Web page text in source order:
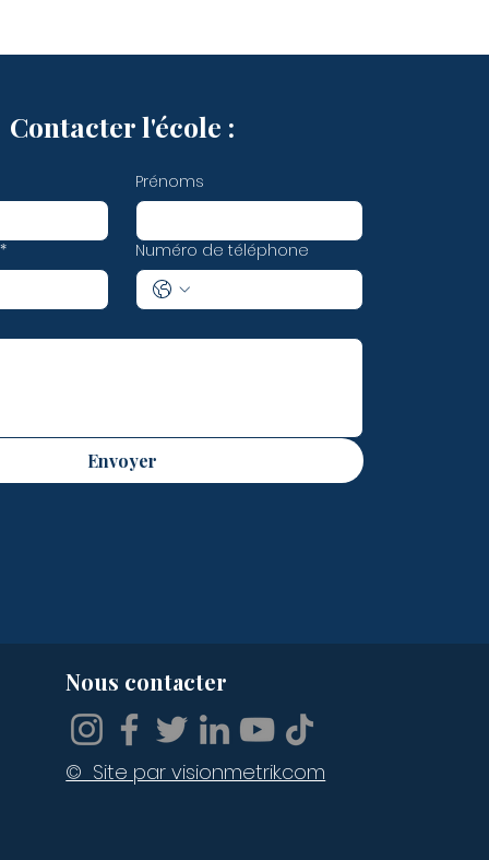
Contacter l'école :
Prénoms
* Numéro de téléphone
Envoyer
Nous contacter
© Site par visionmetrik.com